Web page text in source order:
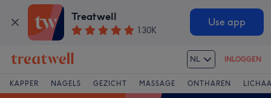
Treatwell
130K
Use app
NL INLOGGEN
KAPPER NAGELS GEZICHT MASSAGE ONTHAREN